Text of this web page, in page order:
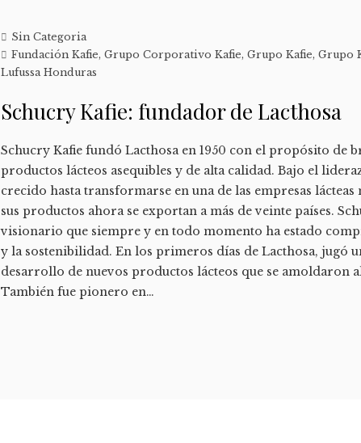
Sin Categoria
Fundación Kafie,Grupo Corporativo Kafie,Grupo Kafie,Grupo
Lufussa Honduras
Schucry Kafie: fundador de Lacthosa
Schucry Kafie fundó Lacthosa en 1950 con el propósito de
productos lácteos asequibles y de alta calidad. Bajo el
crecido hasta transformarse en una de las empresas
sus productos ahora se exportan a más de veinte países.
visionario que siempre y en todo momento ha estado
y la sostenibilidad. En los primeros días de Lacthosa, jugó
desarrollo de nuevos productos lácteos que se amoldaron
También fue pionero en…